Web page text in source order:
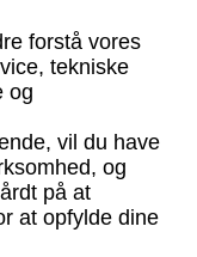
forstå vores
tekniske
og
vil du have
og
på at
at opfylde dine